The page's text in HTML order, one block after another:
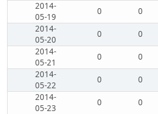
2014-
05-19
0 0
2014-
05-20
0 0
2014-
05-21
0 0
2014-
05-22
0 0
2014-
05-23
0 0